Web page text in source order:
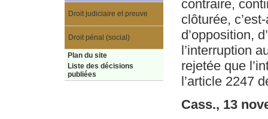
contraire,
clôturée,
d’opposition,
l’interruption
rejetée que
l’article 2247
Cass., 13
Droit judiciaire et preuve
Droit pénal (social)
Plan du site
Liste des décisions
publiées